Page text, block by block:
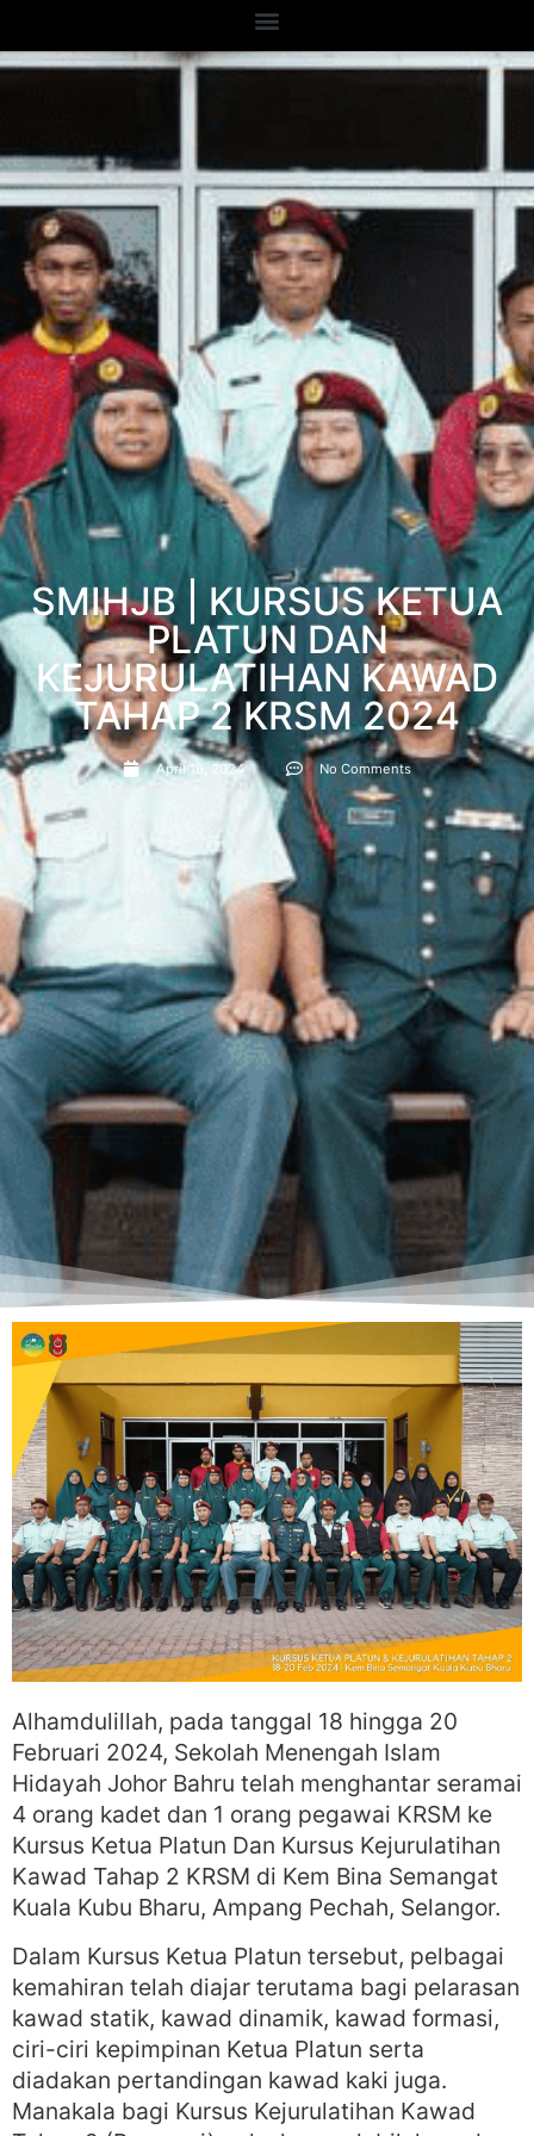
SMIHJB | KURSUS KETUA
PLATUN DAN
KEJURULATIHAN KAWAD
TAHAP 2 KRSM 2024
April 16, 2024 No Comments
Alhamdulillah, pada tanggal 18 hingga 20
Februari 2024, Sekolah Menengah Islam
Hidayah Johor Bahru telah menghantar seramai
4 orang kadet dan 1 orang pegawai KRSM ke
Kursus Ketua Platun Dan Kursus Kejurulatihan
Kawad Tahap 2 KRSM di Kem Bina Semangat
Kuala Kubu Bharu, Ampang Pechah, Selangor.
Dalam Kursus Ketua Platun tersebut, pelbagai
kemahiran telah diajar terutama bagi pelarasan
kawad statik, kawad dinamik, kawad formasi,
ciri-ciri kepimpinan Ketua Platun serta
diadakan pertandingan kawad kaki juga.
Manakala bagi Kursus Kejurulatihan Kawad